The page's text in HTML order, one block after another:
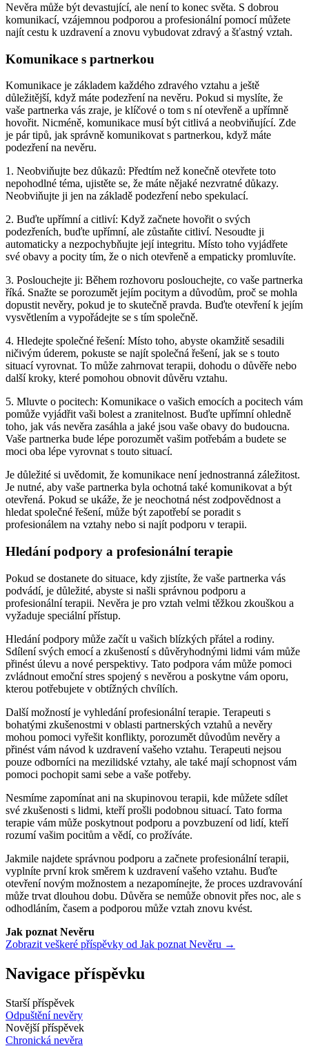
Nevěra může být devastující, ale není to konec světa. S dobrou
komunikací, vzájemnou podporou a profesionální pomocí můžete
najít cestu k uzdravení a znovu vybudovat zdravý a šťastný vztah.
Komunikace s partnerkou
Komunikace je základem každého zdravého vztahu a ještě
důležitější, když máte podezření na nevěru. Pokud si myslíte, že
vaše partnerka vás zraje, je klíčové o tom s ní otevřeně a upřímně
hovořit. Nicméně, komunikace musí být citlivá a neobviňující. Zde
je pár tipů, jak správně komunikovat s partnerkou, když máte
podezření na nevěru.
1. Neobviňujte bez důkazů: Předtím než konečně otevřete toto
nepohodlné téma, ujistěte se, že máte nějaké nezvratné důkazy.
Neobviňujte ji jen na základě podezření nebo spekulací.
2. Buďte upřímní a citliví: Když začnete hovořit o svých
podezřeních, buďte upřímní, ale zůstaňte citliví. Nesoudte ji
automaticky a nezpochybňujte její integritu. Místo toho vyjádřete
své obavy a pocity tím, že o nich otevřeně a empaticky promluvíte.
3. Poslouchejte ji: Během rozhovoru poslouchejte, co vaše partnerka
říká. Snažte se porozumět jejím pocitym a důvodům, proč se mohla
dopustit nevěry, pokud je to skutečně pravda. Buďte otevření k jejím
vysvětlením a vypořádejte se s tím společně.
4. Hledejte společné řešení: Místo toho, abyste okamžitě sesadili
ničivým úderem, pokuste se najít společná řešení, jak se s touto
situací vyrovnat. To může zahrnovat terapii, dohodu o důvěře nebo
další kroky, které pomohou obnovit důvěru vztahu.
5. Mluvte o pocitech: Komunikace o vašich emocích a pocitech vám
pomůže vyjádřit vaši bolest a zranitelnost. Buďte upřímní ohledně
toho, jak vás nevěra zasáhla a jaké jsou vaše obavy do budoucna.
Vaše partnerka bude lépe porozumět vašim potřebám a budete se
moci oba lépe vyrovnat s touto situací.
Je důležité si uvědomit, že komunikace není jednostranná záležitost.
Je nutné, aby vaše partnerka byla ochotná také komunikovat a být
otevřená. Pokud se ukáže, že je neochotná nést zodpovědnost a
hledat společné řešení, může být zapotřebí se poradit s
profesionálem na vztahy nebo si najít podporu v terapii.
Hledání podpory a profesionální terapie
Pokud se dostanete do situace, kdy zjistíte, že vaše partnerka vás
podvádí, je důležité, abyste si našli správnou podporu a
profesionální terapii. Nevěra je pro vztah velmi těžkou zkouškou a
vyžaduje speciální přístup.
Hledání podpory může začít u vašich blízkých přátel a rodiny.
Sdílení svých emocí a zkušeností s důvěryhodnými lidmi vám může
přinést úlevu a nové perspektivy. Tato podpora vám může pomoci
zvládnout emoční stres spojený s nevěrou a poskytne vám oporu,
kterou potřebujete v obtížných chvílích.
Další možností je vyhledání profesionální terapie. Terapeuti s
bohatými zkušenostmi v oblasti partnerských vztahů a nevěry
mohou pomoci vyřešit konflikty, porozumět důvodům nevěry a
přinést vám návod k uzdravení vašeho vztahu. Terapeuti nejsou
pouze odborníci na mezilidské vztahy, ale také mají schopnost vám
pomoci pochopit sami sebe a vaše potřeby.
Nesmíme zapomínat ani na skupinovou terapii, kde můžete sdílet
své zkušenosti s lidmi, kteří prošli podobnou situací. Tato forma
terapie vám může poskytnout podporu a povzbuzení od lidí, kteří
rozumí vašim pocitům a vědí, co prožíváte.
Jakmile najdete správnou podporu a začnete profesionální terapii,
vyplníte první krok směrem k uzdravení vašeho vztahu. Buďte
otevření novým možnostem a nezapomínejte, že proces uzdravování
může trvat dlouhou dobu. Důvěra se nemůže obnovit přes noc, ale s
odhodláním, časem a podporou může vztah znovu kvést.
Jak poznat Nevěru
Zobrazit veškeré příspěvky od Jak poznat Nevěru →
Navigace příspěvku
Starší příspěvek
Odpuštění nevěry
Novější příspěvek
Chronická nevěra